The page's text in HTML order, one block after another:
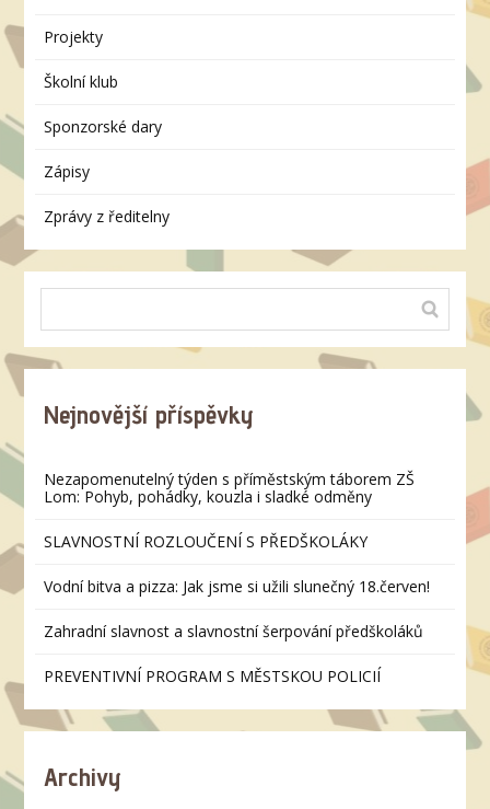
Projekty
Školní klub
Sponzorské dary
Zápisy
Zprávy z ředitelny
Nejnovější příspěvky
Nezapomenutelný týden s příměstským táborem ZŠ
Lom: Pohyb, pohádky, kouzla i sladké odměny
SLAVNOSTNÍ ROZLOUČENÍ S PŘEDŠKOLÁKY
Vodní bitva a pizza: Jak jsme si užili slunečný 18.červen!
Zahradní slavnost a slavnostní šerpování předškoláků
PREVENTIVNÍ PROGRAM S MĚSTSKOU POLICIÍ
Archivy